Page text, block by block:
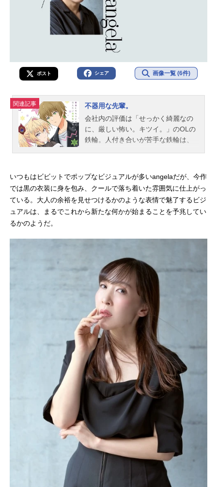
ポスト シェア 画像一覧 (6件)
関連記事
不器用な先輩。
会社内の評価は「せっかく綺麗なの
に、厳しい怖い。キツイ。」のOLの
鉄輪。人付き合いが苦手な鉄輪は、
として一生懸命振舞う鉄輪だった
が...素直になれないけど、伝えたい
気持ちがある...！「不器用な年上上
司×新入社員」のドギマギworking＆l
ove？コメディ！スタート！作品名不
日テレにて話数全12話キャスト鉄輪
梓：Lynn亀川侑：坂田将吾堀田美
緒：前島亜美観海寺律：斎賀みつき
スタッフ原作：工藤マコト（掲載
「ヤングガンガン」スクウェア・エ
ニックス刊）監督：小竹歩シリーズ
構成・脚本：井上美緒キャラクター
デザイン：徳田賢朗プロップデザイ
ン：小野晃 後藤望総作画監督：徳
田賢朗 山内玲奈 水野友美子 小
野晃美術監督：合六弘（マカリア）
美術設定：小佐野詢（クリープ）
山中隆（クリープ） 西原旬哉（ク
リープ） ゆーにっと（クリープ）
筒井典子（スタジオアクア） 泉
寛色彩設計：渡部勇輔2Dワークス：
西村徹也 鳩野高嗣 児玉裕之（ハ
ヤブサフィルム） タケサキリツ
（ハヤブサフィルム）3DCG：山田翔
（マ...
いつもはビビットでポップなビジュアルが多いangelaだが、今作
では黒の衣装に身を包み、クールで落ち着いた雰囲気に仕上がっ
ている。大人の余裕を見せつけるかのような表情で魅了するビジ
ュアルは、まるでこれから新たな何かが始まることを予兆してい
るかのようだ。